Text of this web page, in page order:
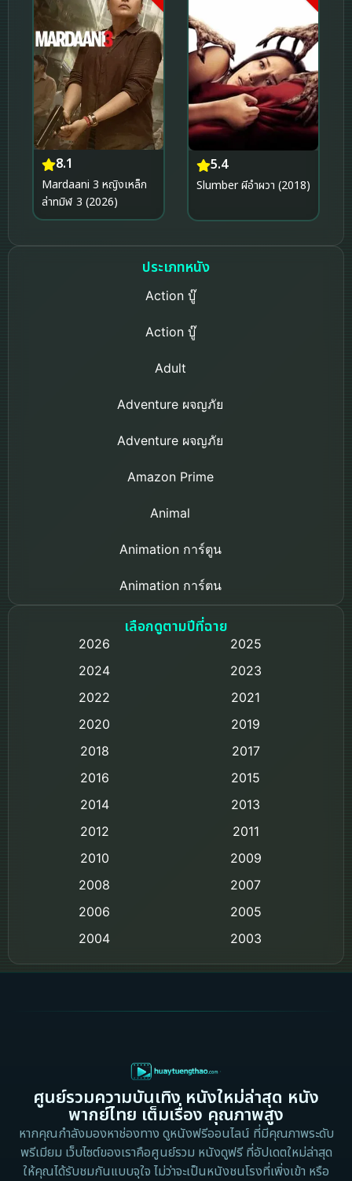
8.1
Mardaani 3 หญิงเหล็ก
ล่าทมิฬ 3 (2026)
5.4
Slumber ผีอำผวา (2018)
ประเภทหนัง
Action บู๊
Action บู๊
Adult
Adventure ผจญภัย
Adventure ผจญภัย
Amazon Prime
Animal
Animation การ์ตูน
Animation การ์ตูน
Based on a True Story เรื่องจริง
Detective สืบสวน
Disaster
Disney+
เลือกดูตามปีที่ฉาย
2026
2025
2024
2023
2022
2021
2020
2019
2018
2017
2016
2015
2014
2013
2012
2011
2010
2009
2008
2007
2006
2005
2004
2003
2002
2000
1983
1982
1973
1971
1962
ศูนย์รวมความบันเทิง หนังใหม่ล่าสุด หนัง
พากย์ไทย เต็มเรื่อง คุณภาพสูง
หากคุณกำลังมองหาช่องทาง ดูหนังฟรีออนไลน์ ที่มีคุณภาพระดับ
พรีเมียม เว็บไซต์ของเราคือศูนย์รวม หนังดูฟรี ที่อัปเดตใหม่ล่าสุด
ให้คุณได้รับชมกันแบบจุใจ ไม่ว่าจะเป็นหนังชนโรงที่เพิ่งเข้า หรือ